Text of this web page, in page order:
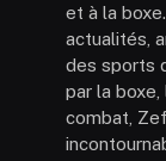
et à la
actualités,
des sports
par la
combat,